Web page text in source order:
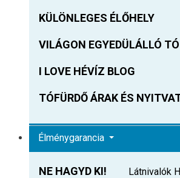
KÜLÖNLEGES ÉLŐHELY
VILÁGON EGYEDÜLÁLLÓ TÓ
I LOVE HÉVÍZ BLOG
TÓFÜRDŐ ÁRAK ÉS
Élménygarancia
NE HAGYD KI!
Látnivalók